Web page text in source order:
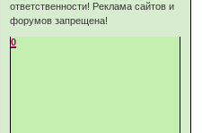
ответственности! Реклама сайтов и
форумов запрещена!
0